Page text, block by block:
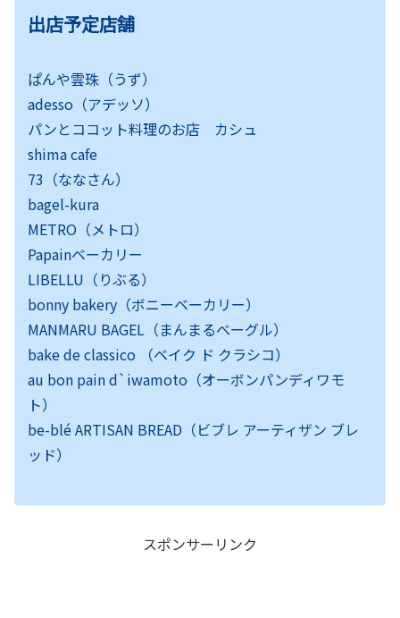
出店予定店舗
ぱんや雲珠（うず）
adesso（アデッソ）
パンとココット料理のお店 カシュ
shima cafe
73（ななさん）
bagel-kura
METRO（メトロ）
Papainベーカリー
LIBELLU（りぶる）
bonny bakery（ボニーベーカリー）
MANMARU BAGEL（まんまるベーグル）
bake de classico （ベイク ド クラシコ）
au bon pain d`iwamoto（オーボンパンディワモ
ト）
be-blé ARTISAN BREAD（ビブレ アーティザン ブレ
ッド）
スポンサーリンク